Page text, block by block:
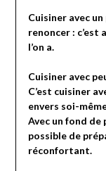
Cuisiner avec un
renoncer : c’est
l’on a.
Cuisiner avec
C’est cuisiner
envers soi-
Avec un fond
possible de
réconfortant.